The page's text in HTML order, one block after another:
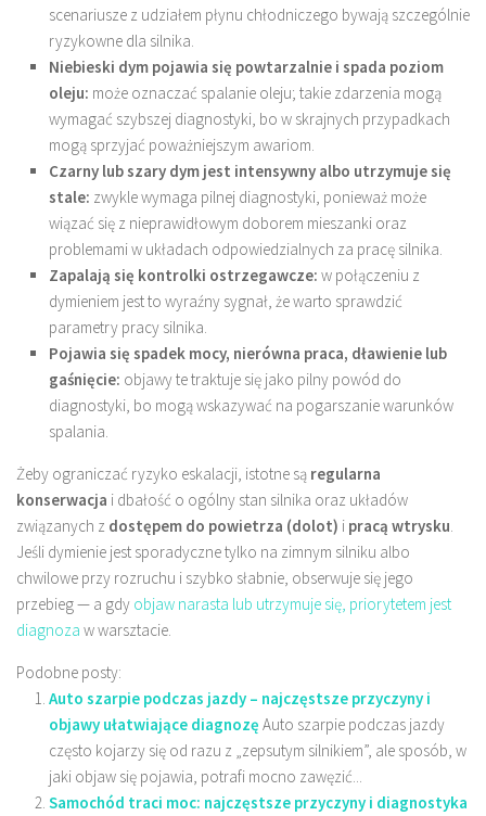
scenariusze z udziałem płynu chłodniczego bywają szczególnie
ryzykowne dla silnika.
Niebieski dym pojawia się powtarzalnie i spada poziom
oleju: może oznaczać spalanie oleju; takie zdarzenia mogą
wymagać szybszej diagnostyki, bo w skrajnych przypadkach
mogą sprzyjać poważniejszym awariom.
Czarny lub szary dym jest intensywny albo utrzymuje się
stale: zwykle wymaga pilnej diagnostyki, ponieważ może
wiązać się z nieprawidłowym doborem mieszanki oraz
problemami w układach odpowiedzialnych za pracę silnika.
Zapalają się kontrolki ostrzegawcze: w połączeniu z
dymieniem jest to wyraźny sygnał, że warto sprawdzić
parametry pracy silnika.
Pojawia się spadek mocy, nierówna praca, dławienie lub
gaśnięcie: objawy te traktuje się jako pilny powód do
diagnostyki, bo mogą wskazywać na pogarszanie warunków
spalania.
Żeby ograniczać ryzyko eskalacji, istotne są regularna
konserwacja i dbałość o ogólny stan silnika oraz układów
związanych z dostępem do powietrza (dolot) i pracą wtrysku
Jeśli dymienie jest sporadyczne tylko na zimnym silniku albo
chwilowe przy rozruchu i szybko słabnie, obserwuje się jego
przebieg — a gdy objaw narasta lub utrzymuje się, priorytetem jest
diagnoza w warsztacie.
Podobne posty:
Auto szarpie podczas jazdy – najczęstsze przyczyny i
objawy ułatwiające diagnozę Auto szarpie podczas jazdy
często kojarzy się od razu z „zepsutym silnikiem”, ale sposób, w
jaki objaw się pojawia, potrafi mocno zawęzić...
Samochód traci moc: najczęstsze przyczyny i diagnostyka